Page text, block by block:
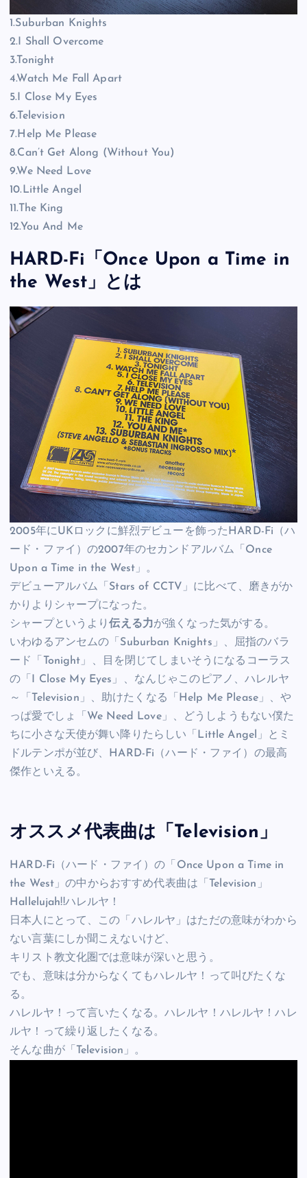
1.Suburban Knights
2.I Shall Overcome
3.Tonight
4.Watch Me Fall Apart
5.I Close My Eyes
6.Television
7.Help Me Please
8.Can’t Get Along (Without You)
9.We Need Love
10.Little Angel
11.The King
12.You And Me
HARD-Fi「Once Upon a Time in
the West」とは
2005年にUKロックに鮮烈デビューを飾ったHARD-Fi（ハ
ード・ファイ）の2007年のセカンドアルバム「Once
Upon a Time in the West」。
デビューアルバム「Stars of CCTV」に比べて、磨きがか
かりよりシャープになった。
シャープというより伝える力が強くなった気がする。
いわゆるアンセムの「Suburban Knights」、屈指のバラ
ード「Tonight」、目を閉じてしまいそうになるコーラス
の「I Close My Eyes」、なんじゃこのピアノ、ハレルヤ
～「Television」、助けたくなる「Help Me Please」、や
っぱ愛でしょ「We Need Love」、どうしようもない僕た
ちに小さな天使が舞い降りたらしい「Little Angel」とミ
ドルテンポが並び、HARD-Fi（ハード・ファイ）の最高
傑作といえる。
オススメ代表曲は「Television」
HARD-Fi（ハード・ファイ）の「Once Upon a Time in
the West」の中からおすすめ代表曲は「Television」
Hallelujah!!ハレルヤ！
日本人にとって、この「ハレルヤ」はただの意味がわから
ない言葉にしか聞こえないけど、
キリスト教文化圏では意味が深いと思う。
でも、意味は分からなくてもハレルヤ！って叫びたくな
る。
ハレルヤ！って言いたくなる。ハレルヤ！ハレルヤ！ハレ
ルヤ！って繰り返したくなる。
そんな曲が「Television」。